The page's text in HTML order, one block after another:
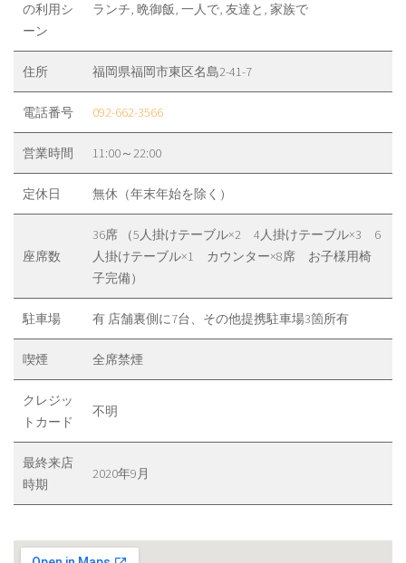
の利用シ
ーン
ランチ, 晩御飯, 一人で, 友達と, 家族で
住所 福岡県福岡市東区名島2-41-7
電話番号 092-662-3566
営業時間 11:00～22:00
定休日 無休（年末年始を除く）
座席数
36席 （5人掛けテーブル×2 4人掛けテーブル×3 6
人掛けテーブル×1 カウンター×8席 お子様用椅
子完備）
駐車場 有 店舗裏側に7台、その他提携駐車場3箇所有
喫煙 全席禁煙
クレジッ
トカード
不明
最終来店
時期
2020年9月